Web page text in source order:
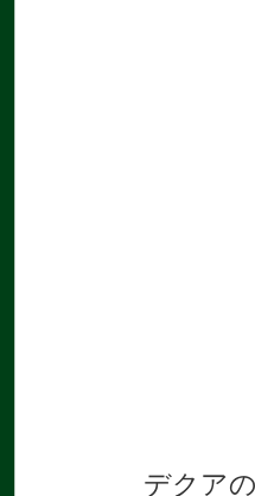
デクア